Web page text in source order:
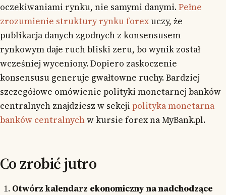
oczekiwaniami rynku, nie samymi danymi.Pełne
zrozumienie struktury rynku forexuczy, że
publikacja danych zgodnych z konsensusem
rynkowym daje ruch bliski zeru, bo wynik został
wcześniej wyceniony. Dopiero zaskoczenie
konsensusu generuje gwałtowne ruchy. Bardziej
szczegółowe omówienie polityki monetarnej banków
centralnych znajdziesz w sekcji polityka monetarna
banków centralnychw kursie forex na MyBank.pl.
Co zrobić jutro
Otwórz kalendarz ekonomiczny na nadchodzące